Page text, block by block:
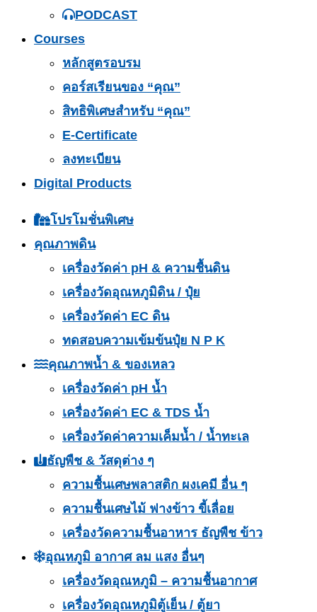
PODCAST
Courses
หลักสูตรอบรม
คอร์สเรียนของ “คุณ”
สิทธิพิเศษสำหรับ “คุณ”
E-Certificate
ลงทะเบียน
Digital Products
โปรโมชั่นพิเศษ
คุณภาพดิน
เครื่องวัดค่า pH & ความชื้นดิน
เครื่องวัดอุณหภูมิดิน / ปุ๋ย
เครื่องวัดค่า EC ดิน
ทดสอบความเข้มข้นปุ๋ย N P K
คุณภาพน้ำ & ของเหลว
เครื่องวัดค่า pH น้ำ
เครื่องวัดค่า EC & TDS น้ำ
เครื่องวัดค่าความเค็มน้ำ / น้ำทะเล
ธัญพืช & วัสดุต่าง ๆ
ความชื้นเศษพลาสติก ผงเคมี อื่น ๆ
ความชื้นเศษไม้ ฟางข้าว ขี้เลื่อย
เครื่องวัดความชื้นอาหาร ธัญพืช ข้าว
อุณหภูมิ อากาศ ลม แสง อื่นๆ
เครื่องวัดอุณหภูมิ – ความชื้นอากาศ
เครื่องวัดอุณหภูมิตู้เย็น / ตู้ยา